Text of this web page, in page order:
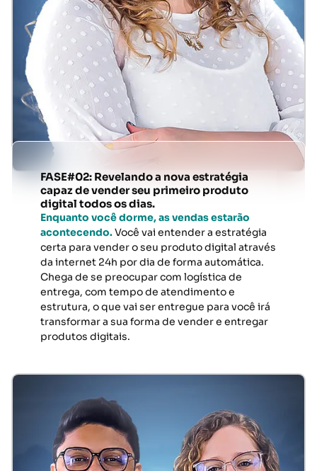
FASE#02: Revelando a nova estratégia
capaz de vender seu primeiro produto
digital todos os dias.
Enquanto você dorme, as vendas estarão
acontecendo.Você vai entender a estratégia
certa para vender o seu produto digital através
da internet 24h por dia de forma automática.
Chega de se preocupar com logística de
entrega, com tempo de atendimento e
estrutura, o que vai ser entregue para você irá
transformar a sua forma de vender e entregar
produtos digitais.